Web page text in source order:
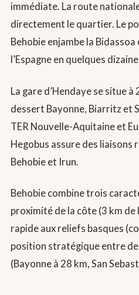
immédiate. La route
directement le quartier. Le
Behobie enjambe la
l’Espagne en quelques
La gare d’Hendaye se situe à
dessert Bayonne, Biarritz et
TER Nouvelle-Aquitaine et
Hegobus assure des liaisons
Behobie et Irun.
Behobie combine trois
proximité de la côte (3 km de
rapide aux reliefs basques
position stratégique entre
(Bayonne à 28 km, San